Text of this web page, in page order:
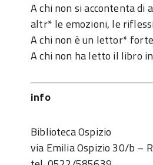
A chi non si accontenta di
altr* le emozioni, le
A chi non è un lettor*
A chi non ha letto il libro
info
Biblioteca Ospizio
via Emilia Ospizio 30/b –